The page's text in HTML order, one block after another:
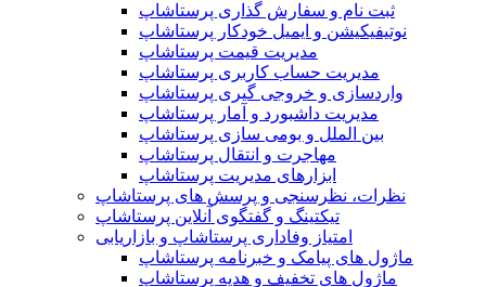
ثبت نام و سفارش گذاری پرستاشاپ
نوتیفیکیشن و ایمیل خودکار پرستاشاپ
مدیریت قیمت پرستاشاپ
مدیریت حساب کاربری پرستاشاپ
واردسازی و خروجی گیری پرستاشاپ
مدیریت داشبورد و آمار پرستاشاپ
بین الملل و بومی سازی پرستاشاپ
مهاجرت و انتقال پرستاشاپ
ابزارهای مدیریت پرستاشاپ
نظرات، نظرسنجی و پرسش های پرستاشاپ
تیکتینگ و گفتگوی آنلاین پرستاشاپ
امتیاز وفاداری پرستاشاپ و بازاریابی
ماژول های پیامک و خبرنامه پرستاشاپ
ماژول های تخفیف و هدیه پرستاشاپ